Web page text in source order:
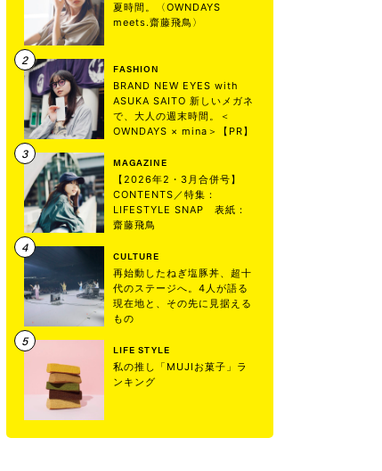
夏時間。〈OWNDAYS
meets.齋藤飛鳥〉
FASHION
BRAND NEW EYES with
ASUKA SAITO 新しいメガネ
で、大人の週末時間。＜
OWNDAYS × mina＞【PR】
MAGAZINE
【2026年2・3月合併号】
CONTENTS／特集：
LIFESTYLE SNAP 表紙：
齋藤飛鳥
CULTURE
再始動したねぎ塩豚丼、超十
代のステージへ。4人が語る
現在地と、その先に見据える
もの
LIFE STYLE
私の推し「MUJIお菓子」ラ
ンキング